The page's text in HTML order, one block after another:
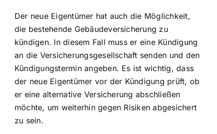
Der neue Eigentümer hat auch die Möglichkeit,
die bestehende Gebäudeversicherung zu
kündigen. In diesem Fall muss er eine Kündigung
an die Versicherungsgesellschaft senden und den
Kündigungstermin angeben. Es ist wichtig, dass
der neue Eigentümer vor der Kündigung prüft, ob
er eine alternative Versicherung abschließen
möchte, um weiterhin gegen Risiken abgesichert
zu sein.